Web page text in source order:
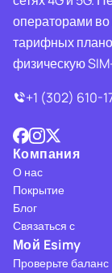
операторами
тарифных
физическую
+1 (302) 610-
Компания
О нас
Покрытие
Блог
Связаться с
Мой Esimy
Проверьте баланс